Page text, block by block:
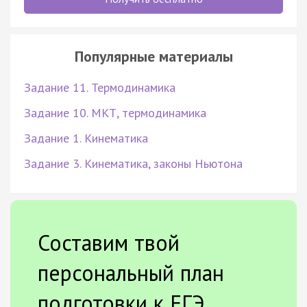
Популярные материалы
Задание 11. Термодинамика
Задание 10. МКТ, термодинамика
Задание 1. Кинематика
Задание 3. Кинематика, законы Ньютона
Составим твой
персональный план